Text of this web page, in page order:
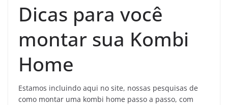
Dicas para você
montar sua Kombi
Home
Estamos incluindo aqui no site, nossas pesquisas de
como montar uma kombi home passo a passo, com